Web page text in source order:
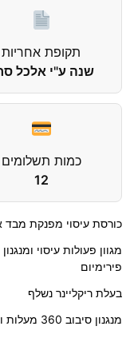
תקופת אחריות
שנה ע"י אלכל
כמות תשלומים
12
כורסת עיסוי מפנקת מבד
פירימיום
בעלת ריקליינר נשלף
מנגנון סיבוב 360 מעלות ופונקציית חימום גב תחתון מפנקת במיוחד.